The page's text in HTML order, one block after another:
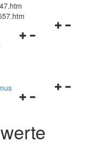
Navigationsmenü
Navigationsmenü
schließen